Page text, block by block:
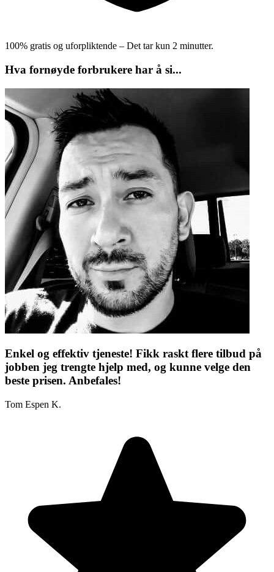
100% gratis og uforpliktende – Det tar kun 2 minutter.
Hva fornøyde forbrukere har å si...
Enkel og effektiv tjeneste! Fikk raskt flere tilbud på
jobben jeg trengte hjelp med, og kunne velge den
beste prisen. Anbefales!
Tom Espen K.